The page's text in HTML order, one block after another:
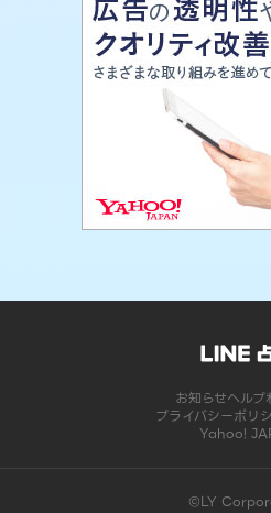
お知らせヘルプ
プライバシーポリ
Yahoo!
©LY